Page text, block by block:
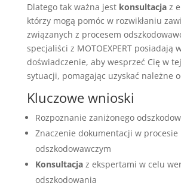
Dlatego tak ważna jest konsultacjaz
którzy mogą pomóc w rozwikłaniu
związanych z procesem
specjaliści z MOTOEXPERT posiadają
doświadczenie, aby wesprzeć Cię w
sytuacji, pomagając uzyskać należne
Kluczowe wnioski
Rozpoznanie zaniżonego
Znaczenie dokumentacji w procesie
odszkodowawczym
Konsultacjaz ekspertami w celu
odszkodowania